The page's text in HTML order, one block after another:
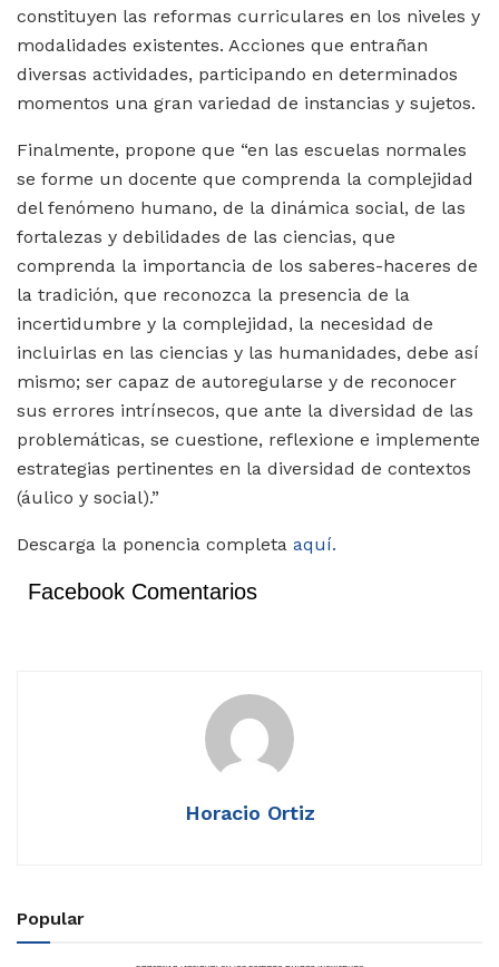
constituyen las reformas curriculares en los niveles y
modalidades existentes. Acciones que entrañan
diversas actividades, participando en determinados
momentos una gran variedad de instancias y sujetos.
Finalmente, propone que “en las escuelas normales
se forme un docente que comprenda la complejidad
del fenómeno humano, de la dinámica social, de las
fortalezas y debilidades de las ciencias, que
comprenda la importancia de los saberes-haceres de
la tradición, que reconozca la presencia de la
incertidumbre y la complejidad, la necesidad de
incluirlas en las ciencias y las humanidades, debe así
mismo; ser capaz de autoregularse y de reconocer
sus errores intrínsecos, que ante la diversidad de las
problemáticas, se cuestione, reflexione e implemente
estrategias pertinentes en la diversidad de contextos
(áulico y social).”
Descarga la ponencia completa aquí.
Facebook Comentarios
Horacio Ortiz
Popular